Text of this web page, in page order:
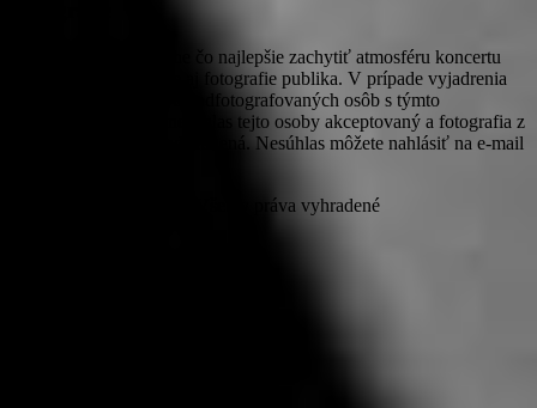
PROROCKER v snahe čo najlepšie zachytiť atmosféru koncertu
zhotovuje a uverejňuje aj fotografie publika. V prípade vyjadrenia
nesúhlasu zúčastnených odfotografovaných osôb s týmto
zverejňovaním bude nesúhlas tejto osoby akceptovaný a fotografia z
webového priestoru odstránená. Nesúhlas môžete nahlásiť na e-mail
© PROROCKER 2020 Všetky práva vyhradené